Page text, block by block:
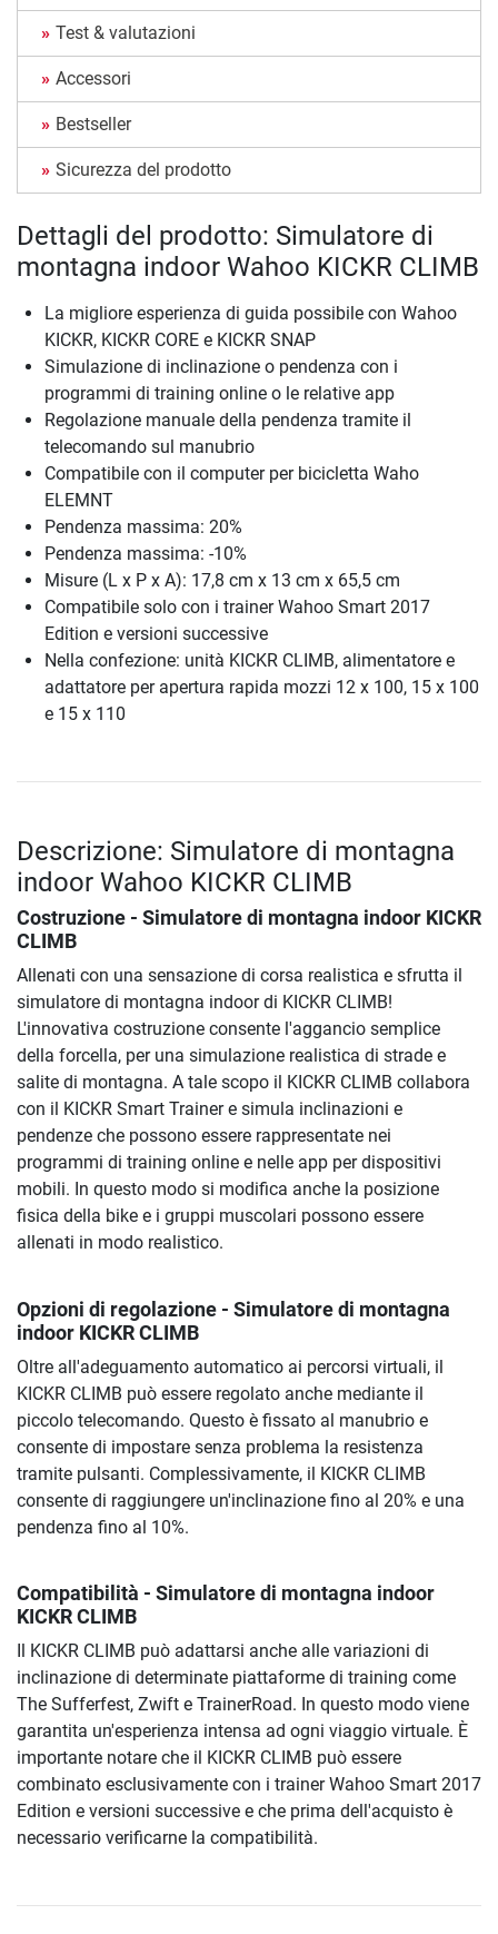
Test & valutazioni
Accessori
Bestseller
Sicurezza del prodotto
Dettagli del prodotto: Simulatore di
montagna indoor Wahoo KICKR CLIMB
La migliore esperienza di guida possibile con Wahoo
KICKR, KICKR CORE e KICKR SNAP
Simulazione di inclinazione o pendenza con i
programmi di training online o le relative app
Regolazione manuale della pendenza tramite il
telecomando sul manubrio
Compatibile con il computer per bicicletta Waho
ELEMNT
Pendenza massima: 20%
Pendenza massima: -10%
Misure (L x P x A): 17,8 cm x 13 cm x 65,5 cm
Compatibile solo con i trainer Wahoo Smart 2017
Edition e versioni successive
Nella confezione: unità KICKR CLIMB, alimentatore e
adattatore per apertura rapida mozzi 12 x 100, 15 x 100
e 15 x 110
Descrizione: Simulatore di montagna
indoor Wahoo KICKR CLIMB
Costruzione - Simulatore di montagna indoor KICKR
CLIMB
Allenati con una sensazione di corsa realistica e sfrutta il
simulatore di montagna indoor di KICKR CLIMB!
L'innovativa costruzione consente l'aggancio semplice
della forcella, per una simulazione realistica di strade e
salite di montagna. A tale scopo il KICKR CLIMB collabora
con il KICKR Smart Trainer e simula inclinazioni e
pendenze che possono essere rappresentate nei
programmi di training online e nelle app per dispositivi
mobili. In questo modo si modifica anche la posizione
fisica della bike e i gruppi muscolari possono essere
allenati in modo realistico.
Opzioni di regolazione - Simulatore di montagna
indoor KICKR CLIMB
Oltre all'adeguamento automatico ai percorsi virtuali, il
KICKR CLIMB può essere regolato anche mediante il
piccolo telecomando. Questo è fissato al manubrio e
consente di impostare senza problema la resistenza
tramite pulsanti. Complessivamente, il KICKR CLIMB
consente di raggiungere un'inclinazione fino al 20% e una
pendenza fino al 10%.
Compatibilità - Simulatore di montagna indoor
KICKR CLIMB
Il KICKR CLIMB può adattarsi anche alle variazioni di
inclinazione di determinate piattaforme di training come
The Sufferfest, Zwift e TrainerRoad. In questo modo viene
garantita un'esperienza intensa ad ogni viaggio virtuale. È
importante notare che il KICKR CLIMB può essere
combinato esclusivamente con i trainer Wahoo Smart 2017
Edition e versioni successive e che prima dell'acquisto è
necessario verificarne la compatibilità.